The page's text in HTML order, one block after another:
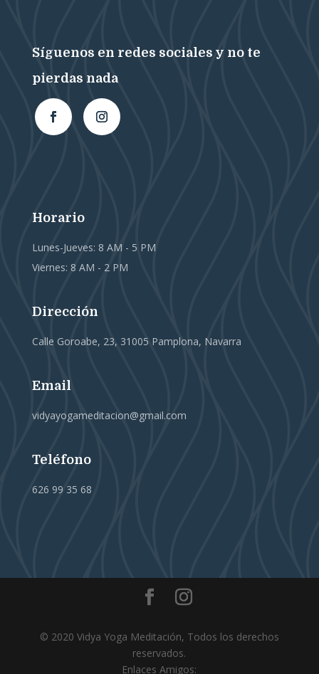
Síguenos en redes sociales y no te
pierdas nada
Horario
Lunes-Jueves: 8 AM - 5 PM
Viernes: 8 AM - 2 PM
Dirección
Calle Goroabe, 23, 31005 Pamplona, Navarra
Email
vidyayogameditacion@gmail.com
Teléfono
626 99 35 68
© 2020 Vidya Yoga Meditación, Todos los derechos
reservados.
Enlaces Amigos: